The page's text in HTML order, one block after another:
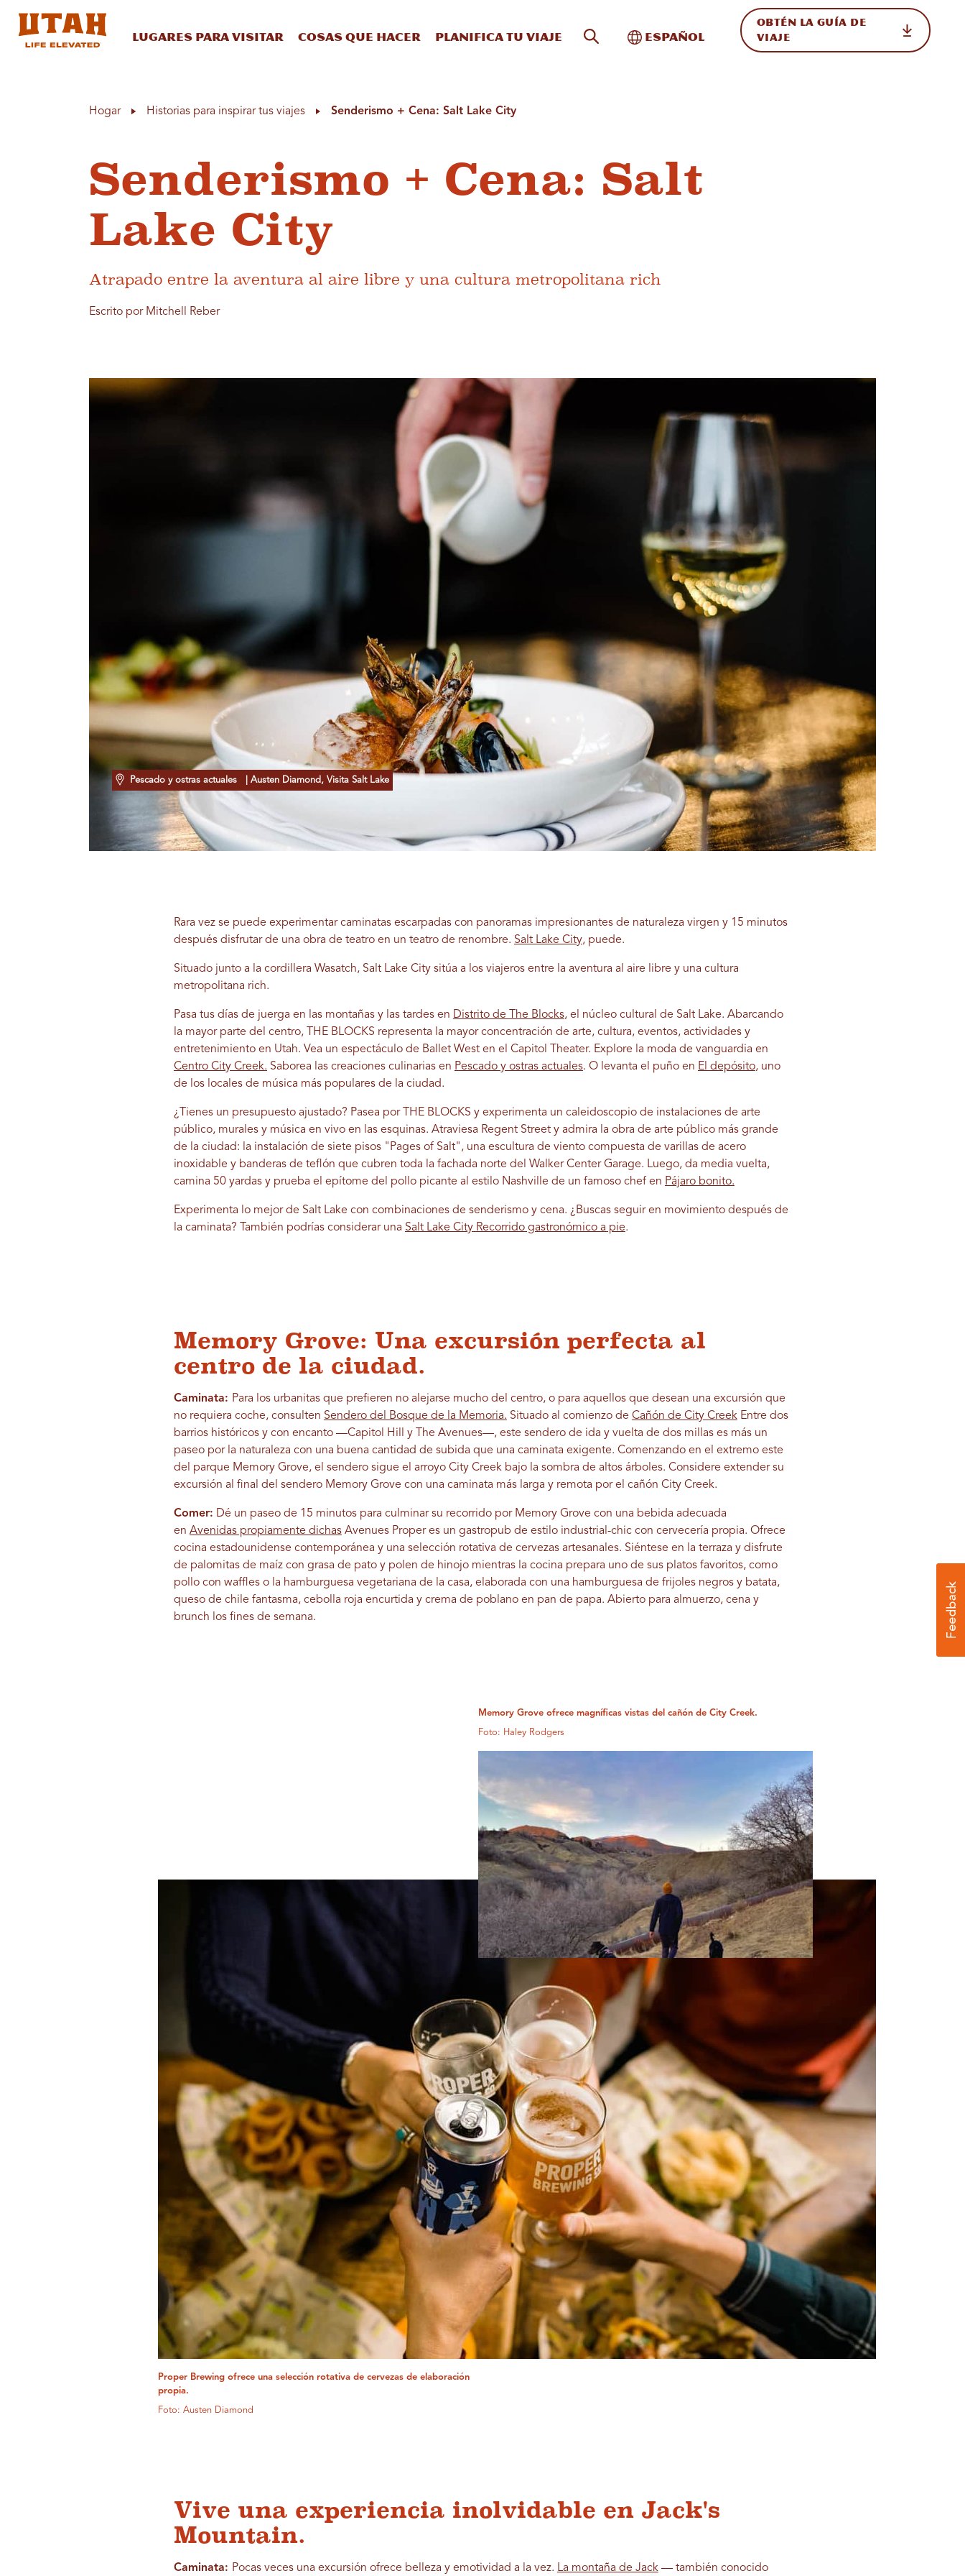
Lugares para visitar Cosas que hacer Planifica tu viaje Búsqueda en el sitio
Alternar Internacional
Español
OBTÉN LA GUÍA DE
VIAJE
Hogar Historias para inspirar tus viajes Senderismo + Cena: Salt Lake City
Senderismo + Cena: Salt
Lake City
Atrapado entre la aventura al aire libre y una cultura metropolitana rich
Escrito por Mitchell Reber
Pescado y ostras actuales | Austen Diamond, Visita Salt Lake
Rara vez se puede experimentar caminatas escarpadas con panoramas impresionantes de naturaleza virgen y 15 minutos
después disfrutar de una obra de teatro en un teatro de renombre. Salt Lake City, puede.
Situado junto a la cordillera Wasatch, Salt Lake City sitúa a los viajeros entre la aventura al aire libre y una cultura
metropolitana rich.
Pasa tus días de juerga en las montañas y las tardes en Distrito de The Blocks, el núcleo cultural de Salt Lake. Abarcando
la mayor parte del centro, THE BLOCKS representa la mayor concentración de arte, cultura, eventos, actividades y
entretenimiento en Utah. Vea un espectáculo de Ballet West en el Capitol Theater. Explore la moda de vanguardia en
Centro City Creek. Saborea las creaciones culinarias en Pescado y ostras actuales. O levanta el puño en El depósito, uno
de los locales de música más populares de la ciudad.
¿Tienes un presupuesto ajustado? Pasea por THE BLOCKS y experimenta un caleidoscopio de instalaciones de arte
público, murales y música en vivo en las esquinas. Atraviesa Regent Street y admira la obra de arte público más grande
de la ciudad: la instalación de siete pisos "Pages of Salt", una escultura de viento compuesta de varillas de acero
inoxidable y banderas de teflón que cubren toda la fachada norte del Walker Center Garage. Luego, da media vuelta,
camina 50 yardas y prueba el epítome del pollo picante al estilo Nashville de un famoso chef en Pájaro bonito.
Experimenta lo mejor de Salt Lake con combinaciones de senderismo y cena. ¿Buscas seguir en movimiento después de
la caminata? También podrías considerar una Salt Lake City Recorrido gastronómico a pie.
Memory Grove: Una excursión perfecta al
centro de la ciudad.
Caminata: Para los urbanitas que prefieren no alejarse mucho del centro, o para aquellos que desean una excursión que
no requiera coche, consulten Sendero del Bosque de la Memoria. Situado al comienzo de Cañón de City CreekEntre dos
barrios históricos y con encanto —Capitol Hill y The Avenues—, este sendero de ida y vuelta de dos millas es más un
paseo por la naturaleza con una buena cantidad de subida que una caminata exigente. Comenzando en el extremo este
del parque Memory Grove, el sendero sigue el arroyo City Creek bajo la sombra de altos árboles. Considere extender su
excursión al final del sendero Memory Grove con una caminata más larga y remota por el cañón City Creek.
Comer: Dé un paseo de 15 minutos para culminar su recorrido por Memory Grove con una bebida adecuada
en Avenidas propiamente dichasAvenues Proper es un gastropub de estilo industrial-chic con cervecería propia. Ofrece
cocina estadounidense contemporánea y una selección rotativa de cervezas artesanales. Siéntese en la terraza y disfrute
de palomitas de maíz con grasa de pato y polen de hinojo mientras la cocina prepara uno de sus platos favoritos, como
pollo con waffles o la hamburguesa vegetariana de la casa, elaborada con una hamburguesa de frijoles negros y batata,
queso de chile fantasma, cebolla roja encurtida y crema de poblano en pan de papa. Abierto para almuerzo, cena y
brunch los fines de semana.
Memory Grove ofrece magníficas vistas del cañón de City Creek.
Foto: Haley Rodgers
Proper Brewing ofrece una selección rotativa de cervezas de elaboración
propia.
Foto: Austen Diamond
Vive una experiencia inolvidable en Jack's
Mountain.
Caminata: Pocas veces una excursión ofrece belleza y emotividad a la vez. La montaña de Jack— también conocido